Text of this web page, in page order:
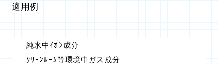
適用例
純水中ｲｵﾝ成分
ｸﾘｰﾝﾙｰﾑ等環境中ガス成分